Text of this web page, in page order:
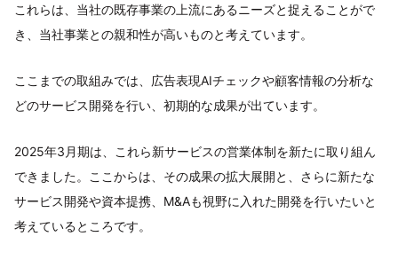
これらは、当社の既存事業の上流にあるニーズと捉えることがで
き、当社事業との親和性が高いものと考えています。
ここまでの取組みでは、広告表現AIチェックや顧客情報の分析な
どのサービス開発を行い、初期的な成果が出ています。
2025年3月期は、これら新サービスの営業体制を新たに取り組ん
できました。ここからは、その成果の拡大展開と、さらに新たな
サービス開発や資本提携、M&Aも視野に入れた開発を行いたいと
考えているところです。